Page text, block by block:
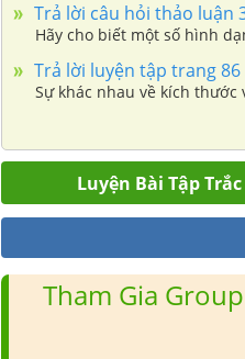
Trả lời câu hỏi thảo luận
Hãy cho biết một số hình
Trả lời luyện tập trang 86
Sự khác nhau về kích
Luyện Bài Tập
Tham Gia